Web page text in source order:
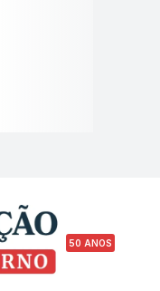
50 ANOS